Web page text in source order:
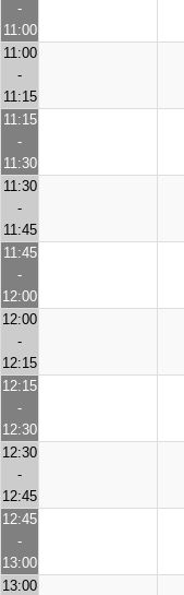
-
11:00
11:00
-
11:15
11:15
-
11:30
11:30
-
11:45
11:45
-
12:00
12:00
-
12:15
12:15
-
12:30
12:30
-
12:45
12:45
-
13:00
13:00